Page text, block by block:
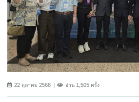
22 ตุลาคม 2568 อ่าน 1,505 ครั้ง